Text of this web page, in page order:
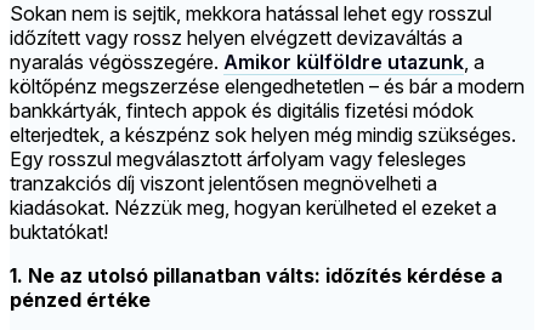
Sokan nem is sejtik, mekkora hatással lehet egy rosszul
időzített vagy rossz helyen elvégzett devizaváltás a
nyaralás végösszegére. Amikor külföldre utazunk, a
költőpénz megszerzése elengedhetetlen – és bár a modern
bankkártyák, fintech appok és digitális fizetési módok
elterjedtek, a készpénz sok helyen még mindig szükséges.
Egy rosszul megválasztott árfolyam vagy felesleges
tranzakciós díj viszont jelentősen megnövelheti a
kiadásokat. Nézzük meg, hogyan kerülheted el ezeket a
buktatókat!
1. Ne az utolsó pillanatban válts: időzítés kérdése a
pénzed értéke